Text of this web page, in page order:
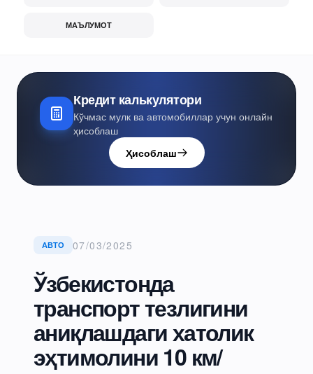
МАЪЛУМОТ
Кредит калькулятори
Кўчмас мулк ва автомобиллар учун онлайн
ҳисоблаш
Ҳисоблаш
АВТО 07/03/2025
Ўзбекистонда
транспорт тезлигини
аниқлашдаги хатолик
эҳтимолини 10 км/